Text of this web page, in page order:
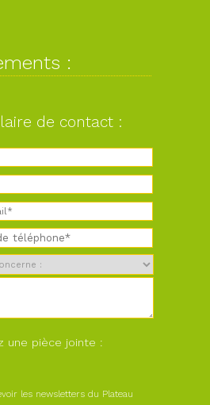
:
de contact :
une pièce jointe :
les newsletters du Plateau